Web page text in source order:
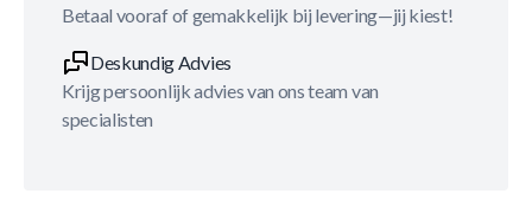
Betaal vooraf of gemakkelijk bij levering—jij kiest!
Deskundig Advies
Krijg persoonlijk advies van ons team van
specialisten